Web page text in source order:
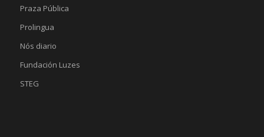
Praza Pública
Prolingua
Nós diario
Fundación Luzes
STEG